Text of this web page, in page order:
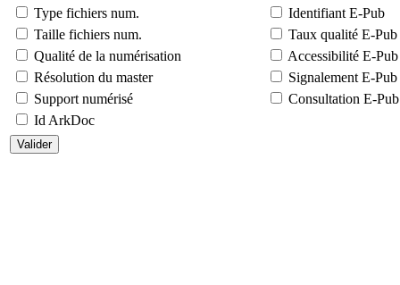
Type fichiers num.
Identifiant E-Pub
Taille fichiers num.
Taux qualité E-Pub
Qualité de la numérisation
Accessibilité E-Pub
Résolution du master
Signalement E-Pub
Support numérisé
Consultation E-Pub
Id ArkDoc